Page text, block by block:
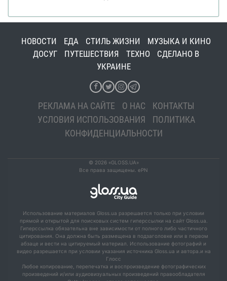
НОВОСТИ ЕДА СТИЛЬ ЖИЗНИ
МУЗЫКА И КИНО
ДОСУГ
ПУТЕШЕСТВИЯ ТЕХНО
СДЕЛАНО В
УКРАИНЕ
РЕКЛАМА НА САЙТЕ О НАС
КОНТАКТЫ
УСЛОВИЯ ИСПОЛЬЗОВАНИЯ
ПОЛИТИКА
КОНФИДЕНЦИАЛЬНОСТИ
© 2026 «GLOSS.UA»
Все права защищены. ePN
Использование материалов Gloss.ua разрешается только при условии
прямой и открытой для поисковых систем гиперссылки на сайт Gloss.ua.
Гиперссылка обязательна вне зависимости от полного либо частичного
цитирования. Она должна быть размещена в подзаголовке или в первом
абзаце и вести на цитируемый материал. Использование фотографий и
видео разрешается при условии указания источника Gloss.ua и автора.и на
Глосс
Любое копирование, перепечатка и воспроизведение фотографических
произведений и/или аудиовизуальных произведений правообладателя